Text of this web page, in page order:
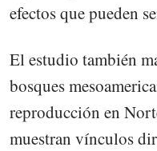
efectos que pueden
El estudio también
bosques
reproducción en
muestran vínculos